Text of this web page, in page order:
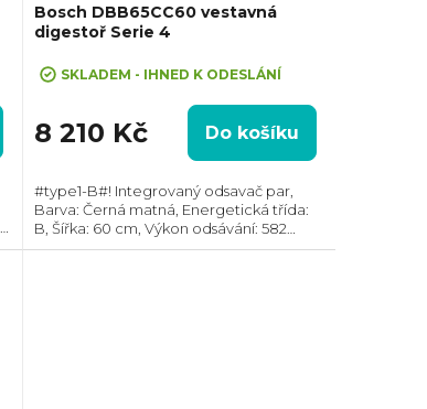
Bosch DBB65CC60 vestavná
digestoř Serie 4
SKLADEM - IHNED K ODESLÁNÍ
8 210 Kč Do košíku
#type1-B#! Integrovaný odsavač par,
Barva: Černá matná, Energetická třída:
B, Šířka: 60 cm, Výkon odsávání: 582
m3/h, Průměr odtahu: 150 mm, Směr